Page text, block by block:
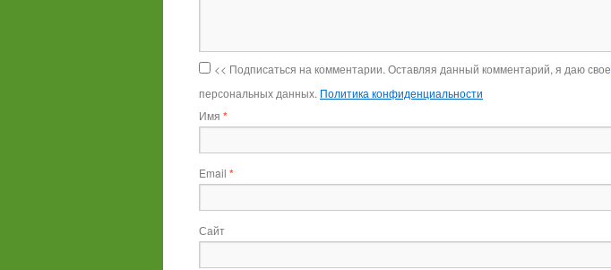
<< Подписаться на комментарии. Оставляя данный комментарий, я даю свое
персональных данных. Политика конфиденциальности
Имя *
Email *
Сайт